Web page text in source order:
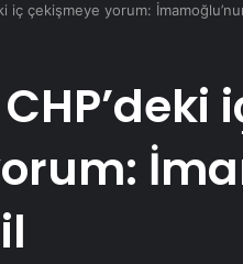
iç çekişmeye yorum: